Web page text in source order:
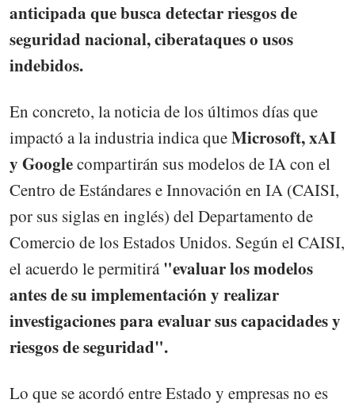
anticipada que busca detectar riesgos de
seguridad nacional, ciberataques o usos
indebidos.
En concreto, la noticia de los últimos días que
impactó a la industria indica queMicrosoft, xAI
y Googlecompartirán sus modelos de IA con el
Centro de Estándares e Innovación en IA (CAISI,
por sus siglas en inglés) del Departamento de
Comercio de los Estados Unidos. Según el CAISI,
el acuerdo le permitirá"evaluar los modelos
antes de su implementación y realizar
investigaciones para evaluar sus capacidades y
riesgos de seguridad".
Lo que se acordó entre Estado y empresas no es